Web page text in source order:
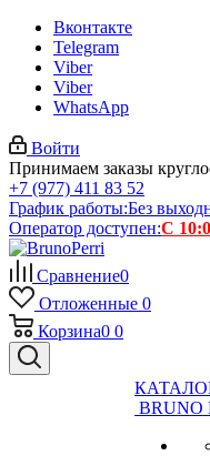
Вконтакте
Telegram
Viber
Viber
WhatsApp
Войти
Принимаем заказы
+7 (977) 411 83 52
График работы:Без
Оператор доступен:С
Сравнение0
Отложенные 0
Корзина0 0
BRUNO